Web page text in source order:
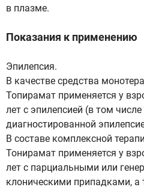
в плазме.
Показания к применению
Эпилепсия.
В качестве средства
Топирамат применяется у
лет с эпилепсией (в том
диагностированной
В составе комплексной
Тонирамат применяется у
лет с парциальными или
клоническими припадками, а